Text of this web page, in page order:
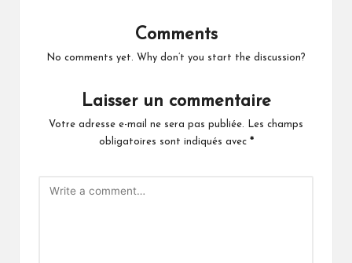
Comments
No comments yet. Why don’t you start the discussion?
Laisser un commentaire
Votre adresse e-mail ne sera pas publiée.
Les champs
obligatoires sont indiqués avec *